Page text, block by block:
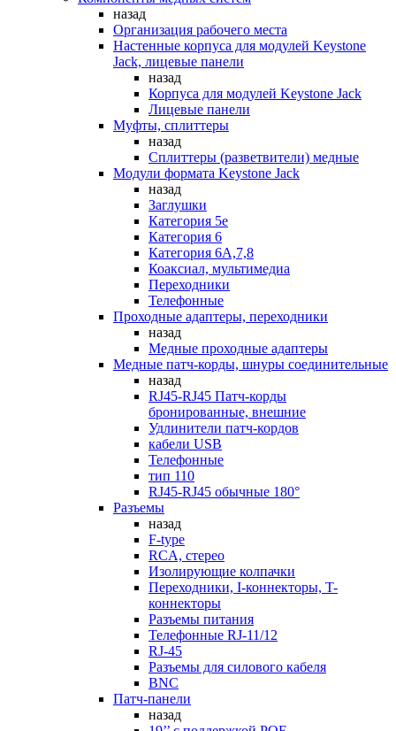
назад
Организация рабочего места
Настенные корпуса для модулей Keystone
Jack, лицевые панели
назад
Корпуса для модулей Keystone Jack
Лицевые панели
Муфты, сплиттеры
назад
Сплиттеры (разветвители) медные
Модули формата Keystone Jack
назад
Заглушки
Категория 5е
Категория 6
Категория 6А,7,8
Коаксиал, мультимедиа
Переходники
Телефонные
Проходные адаптеры, переходники
назад
Медные проходные адаптеры
Медные патч-корды, шнуры соединительные
назад
RJ45-RJ45 Патч-корды
бронированные, внешние
Удлинители патч-кордов
кабели USB
Телефонные
тип 110
RJ45-RJ45 обычные 180°
Разъемы
назад
F-type
RCA, стерео
Изолирующие колпачки
Переходники, I-коннекторы, T-
коннекторы
Разъемы питания
Телефонные RJ-11/12
RJ-45
Разъемы для силового кабеля
BNC
Патч-панели
назад